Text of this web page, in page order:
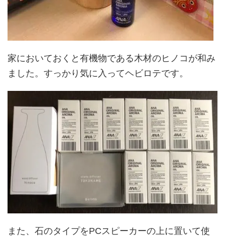
家においておくと有機物である木材のヒノコが和み
ました。すっかり気に入ってヘビロテです。
また、石のタイプをPCスピーカーの上に置いて使